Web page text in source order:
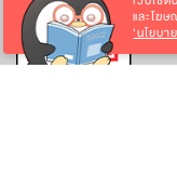
และโฆ
‘นโยบา